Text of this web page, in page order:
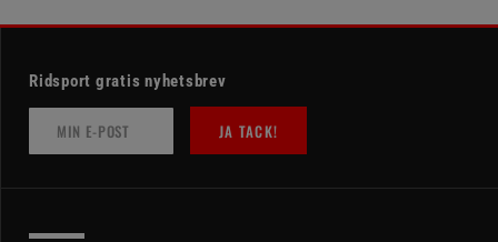
Ridsport gratis nyhetsbrev
JA TACK!